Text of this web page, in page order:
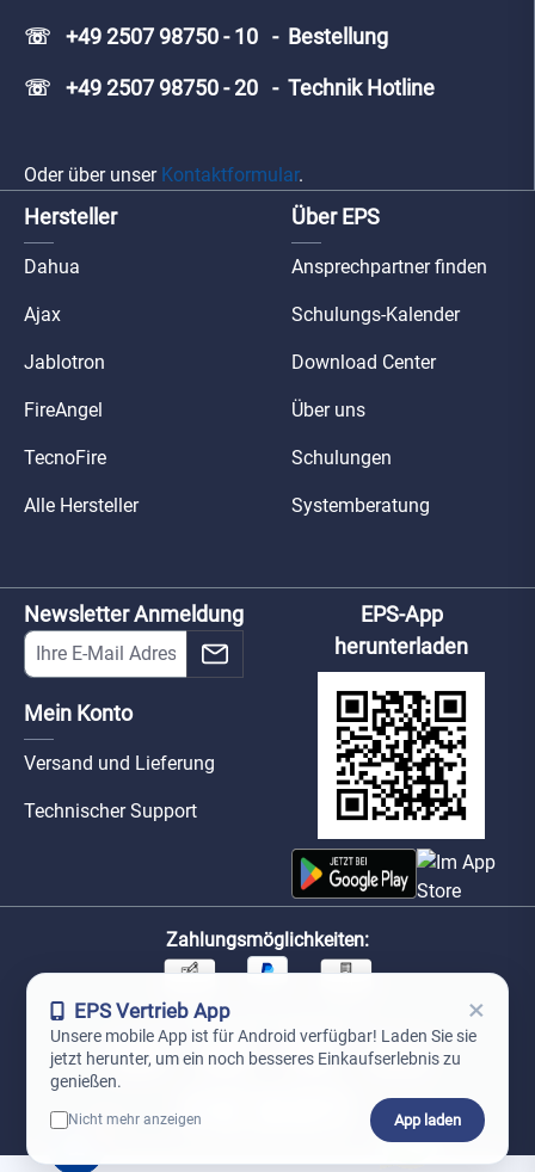
☏ +49 2507 98750 - 10 - Bestellung
☏ +49 2507 98750 - 20 - Technik Hotline
Oder über unser Kontaktformular.
Hersteller
Dahua
Ajax
Jablotron
FireAngel
TecnoFire
Alle Hersteller
Über EPS
Ansprechpartner finden
Schulungs-Kalender
Download Center
Über uns
Schulungen
Systemberatung
Newsletter Anmeldung
Mein Konto
Versand und Lieferung
Technischer Support
EPS-App
herunterladen
Zahlungsmöglichkeiten:
Unsere Versandpartner:
EPS Vertrieb App ×
Unsere mobile App ist für Android verfügbar! Laden Sie sie
jetzt herunter, um ein noch besseres Einkaufserlebnis zu
genießen.
Nicht mehr anzeigen App laden